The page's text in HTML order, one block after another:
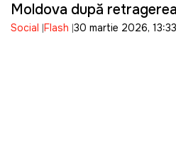
Moldova după
Social Flash 30 martie 2026, 13:33